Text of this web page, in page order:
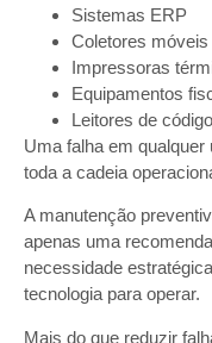
Sistemas ERP
Coletores móveis
Impressoras
Equipamentos
Leitores de
Uma falha em
toda a cadeia
A manutenção
apenas uma
necessidade
tecnologia para operar.
Mais do que reduzir